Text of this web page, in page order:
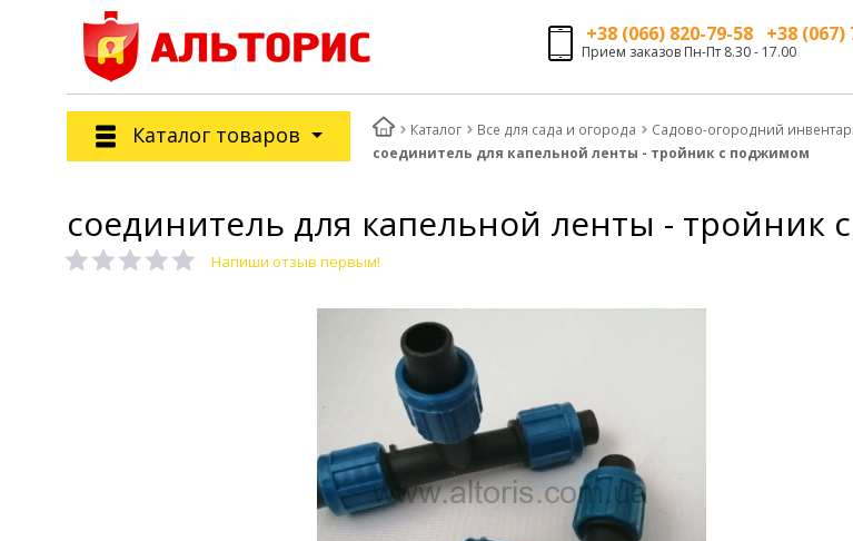
+38 (066) 820-79-58 +38 (067)
Прием заказов Пн-Пт 8.30 - 17.00
Каталог товаров Каталог Все для сада и огорода Садово-огородний
соединитель для капельной ленты - тройник с поджимом
соединитель для капельной ленты - тройник
Напиши отзыв первым!